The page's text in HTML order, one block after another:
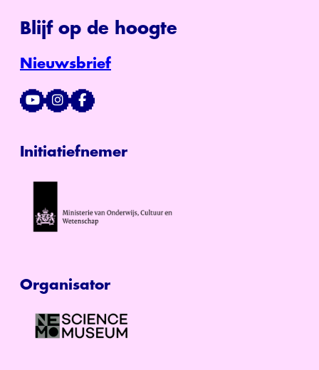
Blijf op de hoogte
Nieuwsbrief
Initiatiefnemer
Organisator